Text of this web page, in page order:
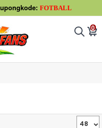
FOTBALL
󰂨 0
󰃦